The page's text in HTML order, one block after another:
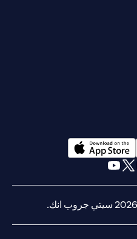
(opens in a new tab)